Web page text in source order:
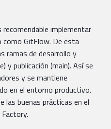
implementar
como GitFlow. De esta
ramas de desarrollo y
y publicación (main). Así se
y se mantiene
en el entorno productivo.
las buenas prácticas en el